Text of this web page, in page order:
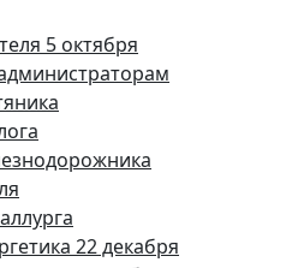
5 октября
22 декабря